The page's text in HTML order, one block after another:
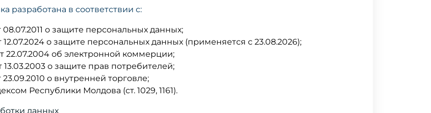
разработана в соответствии с:
о защите персональных данных;
о защите персональных данных (применяется с 23.08.2026);
22.07.2004 об электронной коммерции;
о защите прав потребителей;
о внутренней торговле;
Республики Молдова (ст. 1029, 1161).
данных